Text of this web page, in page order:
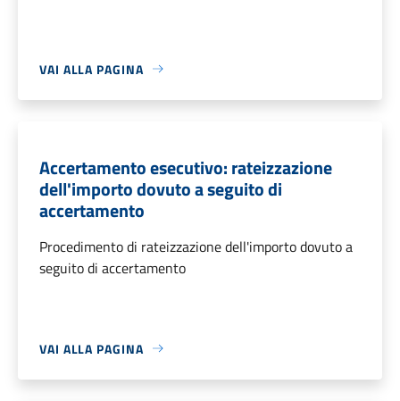
VAI ALLA PAGINA
Accertamento esecutivo: rateizzazione
dell'importo dovuto a seguito di
accertamento
Procedimento di rateizzazione dell'importo dovuto a
seguito di accertamento
VAI ALLA PAGINA